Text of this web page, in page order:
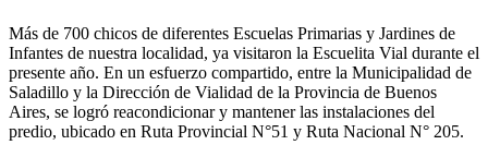
Más de 700 chicos de diferentes Escuelas Primarias y Jardines de
Infantes de nuestra localidad, ya visitaron la Escuelita Vial durante el
presente año. En un esfuerzo compartido, entre la Municipalidad de
Saladillo y la Dirección de Vialidad de la Provincia de Buenos
Aires, se logró reacondicionar y mantener las instalaciones del
predio, ubicado en Ruta Provincial N°51 y Ruta Nacional N° 205.